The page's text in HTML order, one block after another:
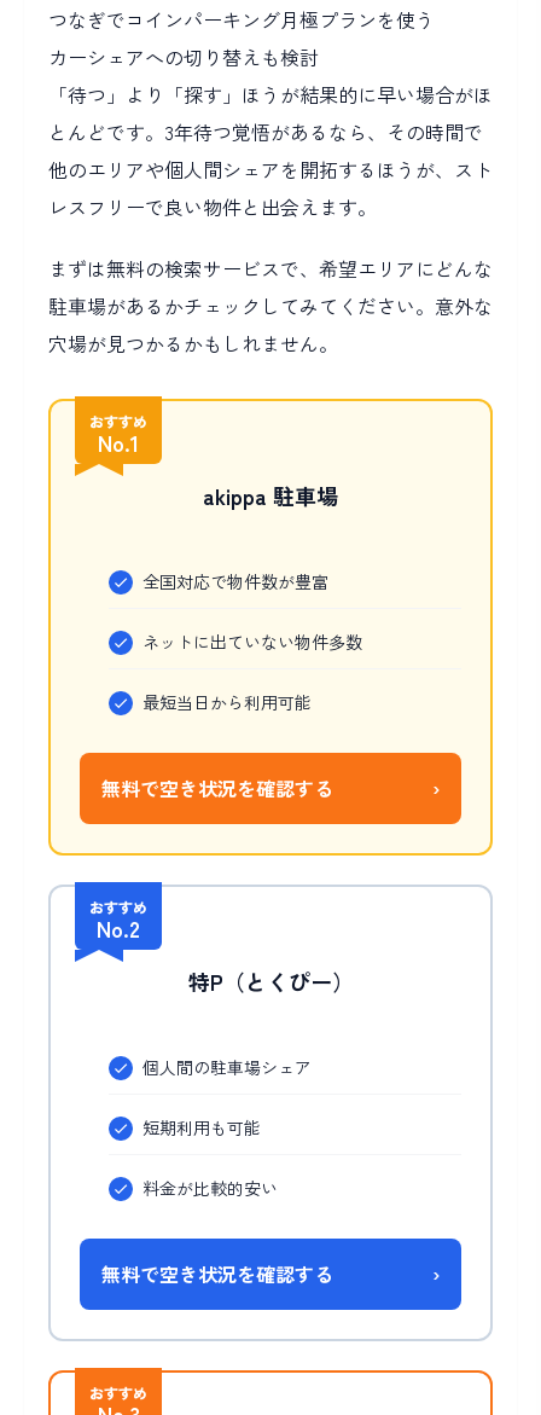
つなぎでコインパーキング月極プランを使う
カーシェアへの切り替えも検討
「待つ」より「探す」ほうが結果的に早い場合がほ
とんどです。3年待つ覚悟があるなら、その時間で
他のエリアや個人間シェアを開拓するほうが、スト
レスフリーで良い物件と出会えます。
まずは無料の検索サービスで、希望エリアにどんな
駐車場があるかチェックしてみてください。意外な
穴場が見つかるかもしれません。
おすすめ
No.1
akippa 駐車場
全国対応で物件数が豊富
ネットに出ていない物件多数
最短当日から利用可能
無料で空き状況を確認する ›
おすすめ
No.2
特P（とくぴー）
個人間の駐車場シェア
短期利用も可能
料金が比較的安い
無料で空き状況を確認する ›
おすすめ